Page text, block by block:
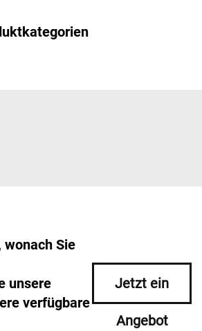
Sie
unsere
verfügbare
Jetzt ein
Angebot